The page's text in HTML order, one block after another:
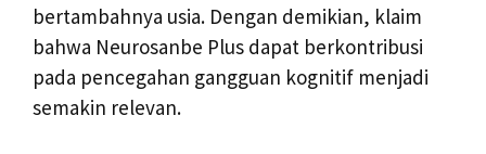
bertambahnya usia. Dengan demikian, klaim
bahwa Neurosanbe Plus dapat berkontribusi
pada pencegahan gangguan kognitif menjadi
semakin relevan.